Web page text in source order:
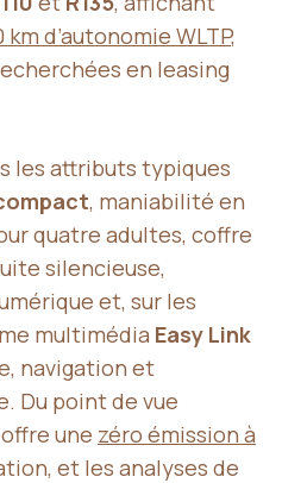
d’autonomie WLTP,
en leasing
les attributs typiques
, maniabilité en
quatre adultes, coffre
silencieuse,
et, sur les
multimédia Easy Link
navigation et
Du point de vue
une zéro émission à
et les analyses de